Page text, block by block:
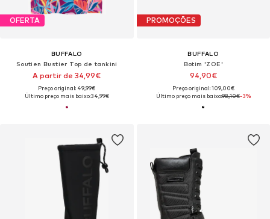
OFERTA
BUFFALO
Soutien Bustier Top de tankini
A partir de 34,99€
Preço original: 49,99€
Último preço mais baixo:34,99€
PROMOÇÕES
BUFFALO
Botim 'ZOE'
94,90€
Preço original: 109,00€
Último preço mais baixo:98,10€-3%